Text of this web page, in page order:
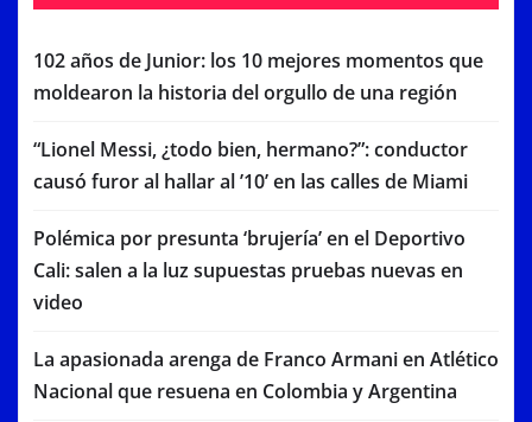
102 años de Junior: los 10 mejores momentos que
moldearon la historia del orgullo de una región
“Lionel Messi, ¿todo bien, hermano?”: conductor
causó furor al hallar al ’10’ en las calles de Miami
Polémica por presunta ‘brujería’ en el Deportivo
Cali: salen a la luz supuestas pruebas nuevas en
video
La apasionada arenga de Franco Armani en Atlético
Nacional que resuena en Colombia y Argentina